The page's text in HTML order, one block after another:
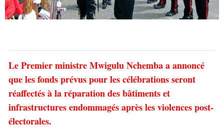
Le Premier ministre Mwigulu Nchemba a annoncé
que les fonds prévus pour les célébrations seront
réaffectés à la réparation des bâtiments et
infrastructures endommagés après les violences post-
électorales.